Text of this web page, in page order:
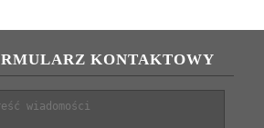
KONTAKTOWY